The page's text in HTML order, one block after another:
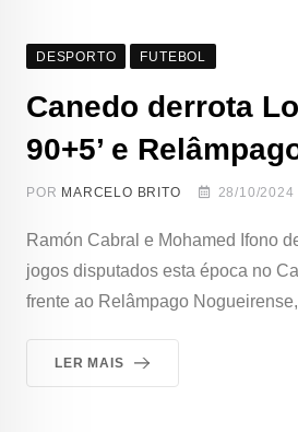
DESPORTO FUTEBOL
Canedo derrota
90+5’ e
POR MARCELO BRITO 28/10/2024
Ramón Cabral e Mohamed Ifono
jogos disputados esta época no
frente ao Relâmpago
LER MAIS